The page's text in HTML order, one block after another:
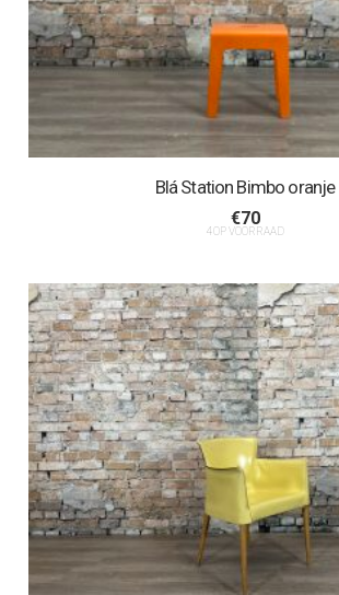
Blá Station Bimbo oranje
€70
4 OP VOORRAAD